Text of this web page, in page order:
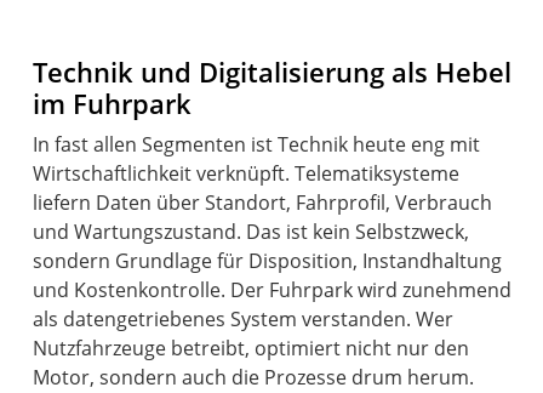
Technik und Digitalisierung als Hebel
im Fuhrpark
In fast allen Segmenten ist Technik heute eng mit
Wirtschaftlichkeit verknüpft. Telematiksysteme
liefern Daten über Standort, Fahrprofil, Verbrauch
und Wartungszustand. Das ist kein Selbstzweck,
sondern Grundlage für Disposition, Instandhaltung
und Kostenkontrolle. Der Fuhrpark wird zunehmend
als datengetriebenes System verstanden. Wer
Nutzfahrzeuge betreibt, optimiert nicht nur den
Motor, sondern auch die Prozesse drum herum.